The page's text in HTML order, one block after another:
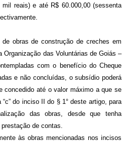
mil reais) e até R$ 60.000,00 (sessenta
obras de construção de creches em
Organização das Voluntárias de Goiás –
com o benefício do Cheque
e não concluídas, o subsídio poderá
concedido até o valor máximo a que se
“c” do inciso II do § 1° deste artigo, para
das obras, desde que tenha
prestação de contas.
às obras mencionadas nos incisos